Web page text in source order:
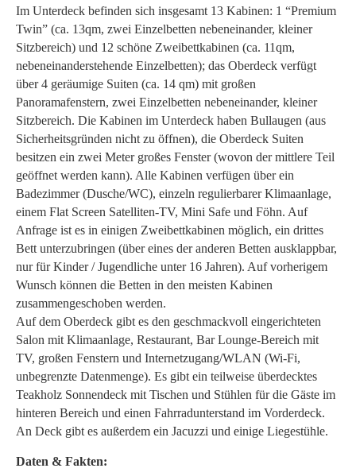
Im Unterdeck befinden sich insgesamt 13 Kabinen: 1 “Premium
Twin” (ca. 13qm, zwei Einzelbetten nebeneinander, kleiner
Sitzbereich) und 12 schöne Zweibettkabinen (ca. 11qm,
nebeneinanderstehende Einzelbetten); das Oberdeck verfügt
über 4 geräumige Suiten (ca. 14 qm) mit großen
Panoramafenstern, zwei Einzelbetten nebeneinander, kleiner
Sitzbereich. Die Kabinen im Unterdeck haben Bullaugen (aus
Sicherheitsgründen nicht zu öffnen), die Oberdeck Suiten
besitzen ein zwei Meter großes Fenster (wovon der mittlere Teil
geöffnet werden kann). Alle Kabinen verfügen über ein
Badezimmer (Dusche/WC), einzeln regulierbarer Klimaanlage,
einem Flat Screen Satelliten-TV, Mini Safe und Föhn. Auf
Anfrage ist es in einigen Zweibettkabinen möglich, ein drittes
Bett unterzubringen (über eines der anderen Betten ausklappbar,
nur für Kinder / Jugendliche unter 16 Jahren). Auf vorherigem
Wunsch können die Betten in den meisten Kabinen
zusammengeschoben werden.
Auf dem Oberdeck gibt es den geschmackvoll eingerichteten
Salon mit Klimaanlage, Restaurant, Bar Lounge-Bereich mit
TV, großen Fenstern und Internetzugang/WLAN (Wi-Fi,
unbegrenzte Datenmenge). Es gibt ein teilweise überdecktes
Teakholz Sonnendeck mit Tischen und Stühlen für die Gäste im
hinteren Bereich und einen Fahrradunterstand im Vorderdeck.
An Deck gibt es außerdem ein Jacuzzi und einige Liegestühle.
Daten & Fakten: